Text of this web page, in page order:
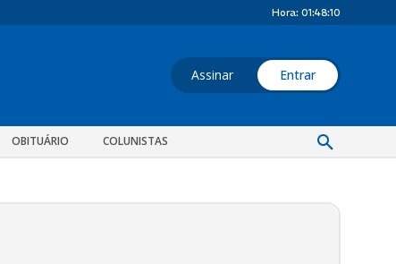
Hora:01:48:11
Assinar Entrar
OBITUÁRIO COLUNISTAS